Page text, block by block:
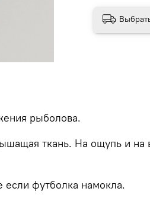
рыболова.
ткань. На ощупь и
если футболка намокла.